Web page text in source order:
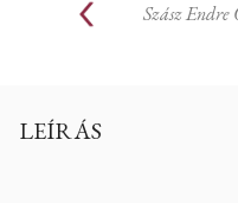
Szász Endre
LEÍRÁS